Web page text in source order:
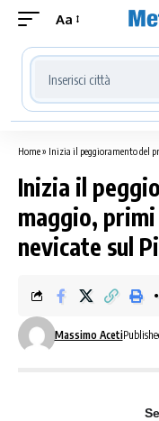
Aa
Cerca località
Home» Inizia il peggioramento del
Inizia il
maggio,
nevicate sul
Massimo Aceti